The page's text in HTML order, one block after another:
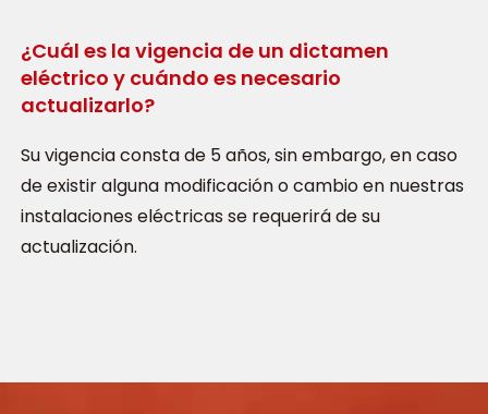
¿Cuál es la vigencia de un dictamen
eléctrico y cuándo es necesario
actualizarlo?
Su vigencia consta de 5 años, sin embargo, en caso
de existir alguna modificación o cambio en nuestras
instalaciones eléctricas se requerirá de su
actualización.